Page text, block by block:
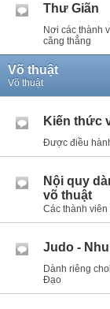
Thư Giãn
Nơi các thành
căng thẳng
Võ thuật
Võ thuật
Kiến thức
Được điều
Nội quy
võ thuật
Các thành
Judo -
Dành riêng
Đạo